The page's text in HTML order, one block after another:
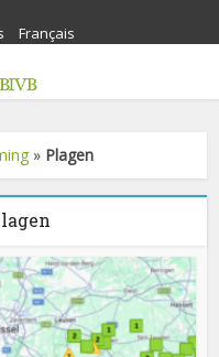
Français
» Plagen